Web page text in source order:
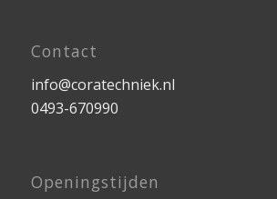
Contact
info@coratechniek.nl
0493-670990
Openingstijden